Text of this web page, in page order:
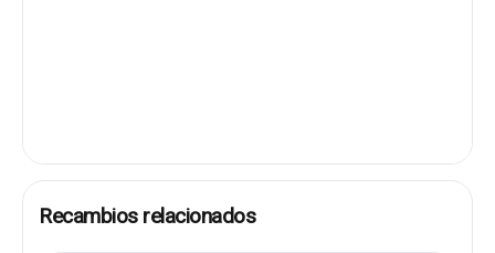
Recambios relacionados